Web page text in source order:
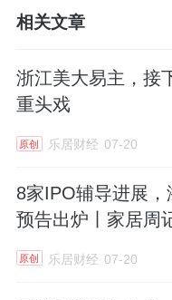
随着全球人口老龄
以及慢性呼吸疾病
命支持技术正从传
发展的黄金时期。
汉诺医疗凭借全
局，以及欧美中三
速全球化拓展。公
相关文章
浙江美大易主，接
重头戏
原创 乐居财经 07-20
8家IPO辅导进展
预告出炉丨家居周
原创 乐居财经 07-20